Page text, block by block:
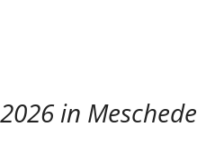
in Meschede